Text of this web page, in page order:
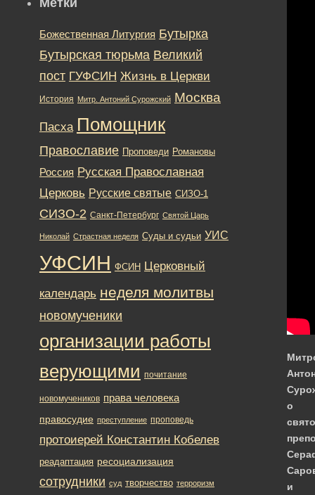
о
и
Божественная Литургия Бутырка
Бутырская тюрьма Великий
пост ГУФСИН Жизнь в Церкви
История Митр. Антоний Сурожский Москва
Пасха Помощник
Православие Проповеди Романовы
Россия Русская Православная
Церковь Русские святые СИЗО-1
СИЗО-2 Санкт-Петербург Святой Царь
Николай Страстная неделя Суды и судьи УИС
УФСИН ФСИН Церковный
календарь неделя молитвы
новомученики
организации работы
верующими почитание
новомучеников права человека
правосудие преступление проповедь
протоиерей Константин Кобелев
реадаптация ресоциализация
сотрудники суд творчество терроризм